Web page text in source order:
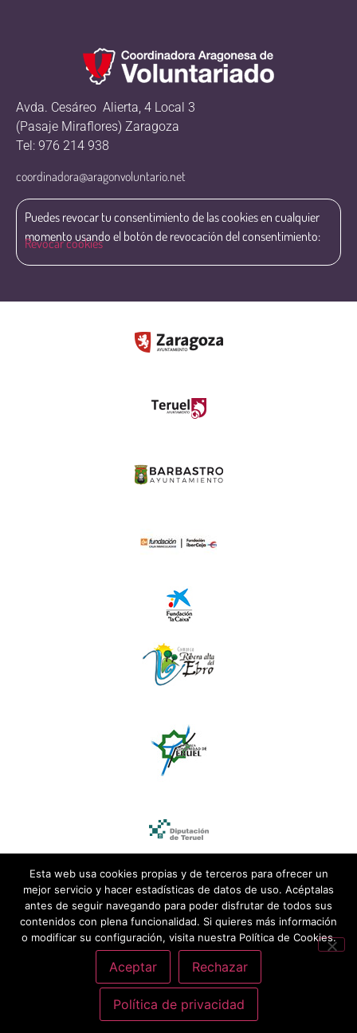
Avda. Cesáreo Alierta, 4 Local 3
(Pasaje Miraflores) Zaragoza
Tel: 976 214 938
coordinadora@aragonvoluntario.net
Puedes revocar tu consentimiento de las cookies en cualquier
momento usando el botón de revocación del consentimiento:
Revocar cookies
Esta web usa cookies propias y de terceros para ofrecer un
mejor servicio y hacer estadísticas de datos de uso. Acéptalas
antes de seguir navegando para poder disfrutar de todos sus
contenidos con plena funcionalidad. Si quieres más información
o modificar su configuración, visita nuestra Política de Cookies.
Aceptar Rechazar
Política de privacidad